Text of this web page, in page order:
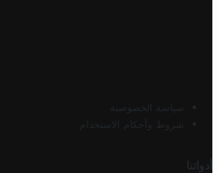
سياسة الخصوصية
شروط وأحكام الاستخدام
أدواتنا